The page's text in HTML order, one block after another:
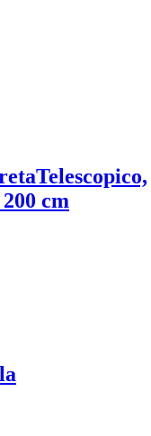
Telescopico,
cm